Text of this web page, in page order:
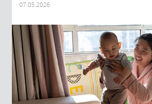
07.05.2026